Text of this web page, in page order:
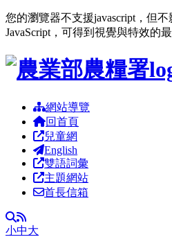
您的瀏覽器不支援javascript，但
JavaScript，可得到視覺與特效的
跳到主要內容區塊
網站導覽
回首頁
兒童網
English
雙語詞彙
主題網站
首長信箱
全文檢索
RSS
小中大